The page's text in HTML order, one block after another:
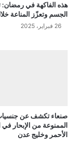
هذه الفاكهة في
الجسم وتعزّز المناعة
26 فبراير، 2025
صنعاء تكشف عن
الممنوعة من الإبحار في
الأحمر وخليج عدن